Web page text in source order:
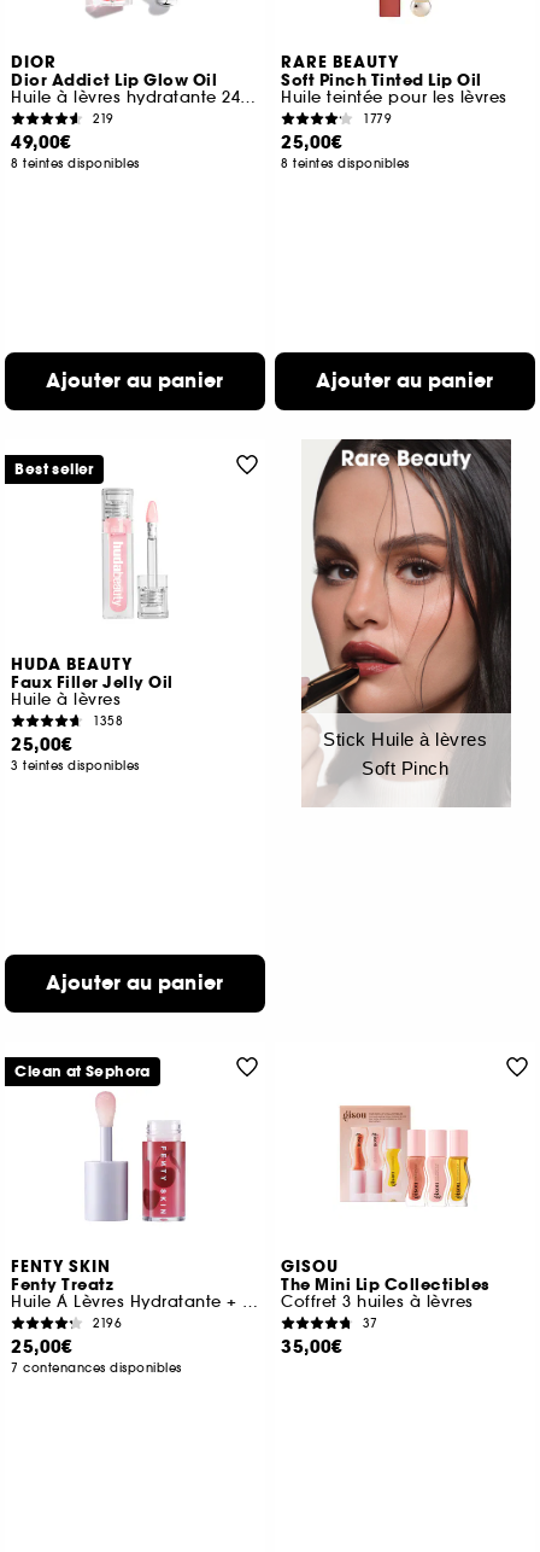
DIOR
Dior Addict Lip Glow Oil
Huile à lèvres hydratante 24 h au fini ultra-brillant
219
49,00€
8 teintes disponibles
Ajouter au panier
RARE BEAUTY
Soft Pinch Tinted Lip Oil
Huile teintée pour les lèvres
1779
25,00€
8 teintes disponibles
Ajouter au panier
HUDA BEAUTY
Faux Filler Jelly Oil
Huile à lèvres
1358
25,00€
3 teintes disponibles
Ajouter au panier
Best seller
Stick Huile à lèvres
Soft Pinch
FENTY SKIN
Fenty Treatz
Huile À Lèvres Hydratante + Fortifiante
2196
25,00€
7 contenances disponibles
Clean at Sephora
GISOU
The Mini Lip Collectibles
Coffret 3 huiles à lèvres
37
35,00€